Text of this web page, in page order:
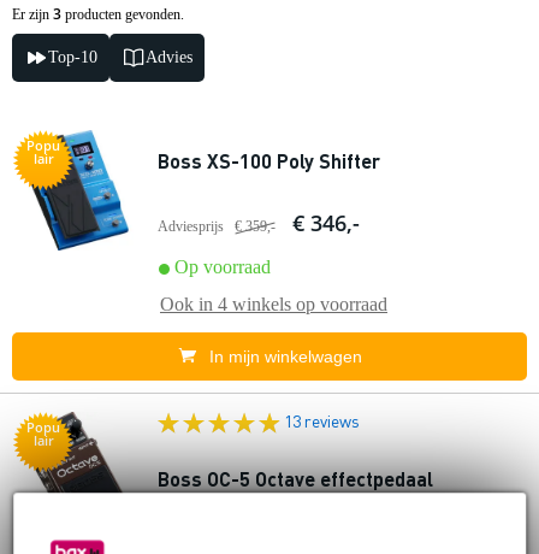
Er zijn 3 producten gevonden.
Top-10 Advies
Popu
lair Boss XS-100 Poly Shifter
Adviesprijs € 359,- € 346,-
Op voorraad
Ook in 4 winkels op voorraad
In mijn winkelwagen
Popu
lair
13 reviews
Boss OC-5 Octave effectpedaal